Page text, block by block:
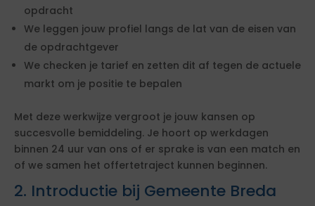
opdracht
We leggen jouw profiel langs de lat van de eisen van
de opdrachtgever
We checken je tarief en zetten dit af tegen de actuele
markt om je positie te bepalen
Met deze werkwijze vergroot je jouw kansen op
succesvolle bemiddeling. Je hoort op werkdagen
binnen 24 uur van ons of er sprake is van een match en
of we samen het offertetraject kunnen beginnen.
2. Introductie bij Gemeente Breda